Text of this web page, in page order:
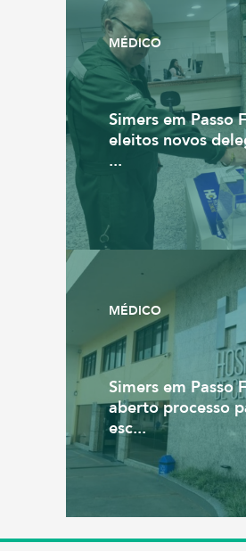
MÉDICO
Simers em Passo
eleitos novos
...
MÉDICO
Simers em Passo
aberto processo
esc...